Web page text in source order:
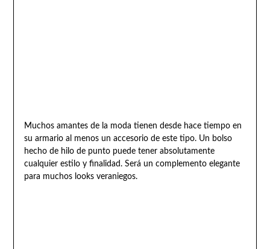
Muchos amantes de la moda tienen desde hace tiempo en
su armario al menos un accesorio de este tipo. Un bolso
hecho de hilo de punto puede tener absolutamente
cualquier estilo y finalidad. Será un complemento elegante
para muchos looks veraniegos.